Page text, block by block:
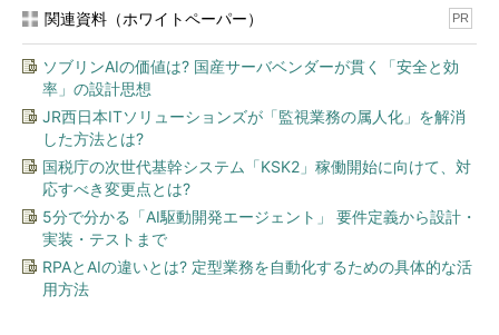
関連資料（ホワイトペーパー） PR
ソブリンAIの価値は? 国産サーバベンダーが貫く「安全と効
率」の設計思想
JR西日本ITソリューションズが「監視業務の属人化」を解消
した方法とは?
国税庁の次世代基幹システム「KSK2」稼働開始に向けて、対
応すべき変更点とは?
5分で分かる「AI駆動開発エージェント」 要件定義から設計・
実装・テストまで
RPAとAIの違いとは? 定型業務を自動化するための具体的な活
用方法